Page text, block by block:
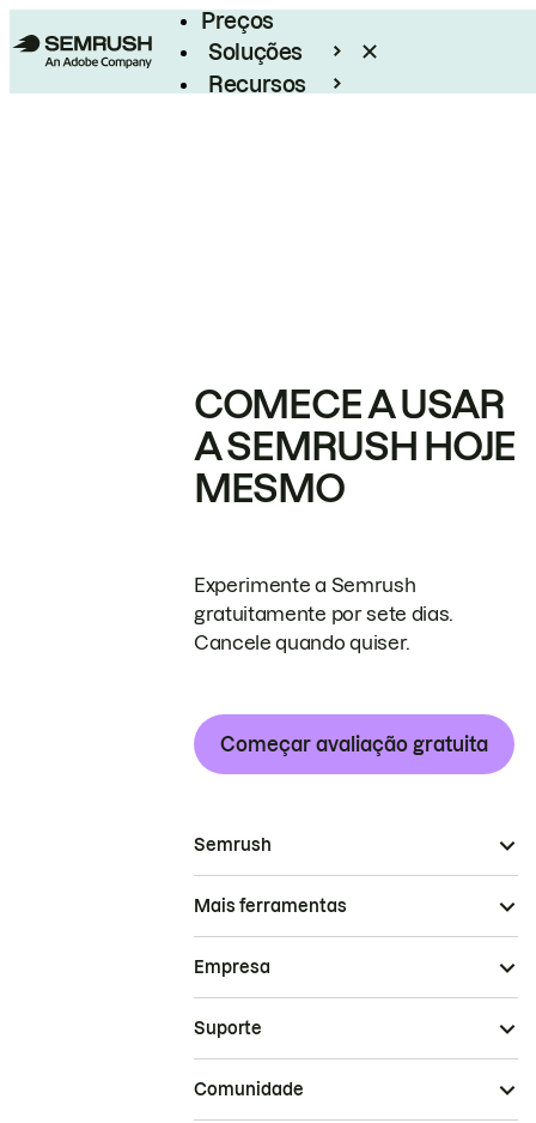
Preços
Soluções
Recursos
COMECE A USAR
A SEMRUSH HOJE
MESMO
Experimente a Semrush
gratuitamente por sete dias.
Cancele quando quiser.
Começar avaliação gratuita
Semrush
Mais ferramentas
Empresa
Suporte
Comunidade